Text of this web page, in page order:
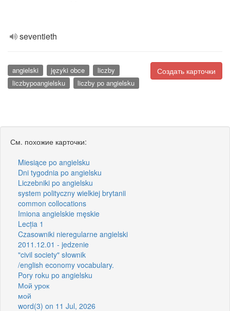
seventieth
Создать карточки
angielski języki obce
liczby
liczbypoangielsku
liczby po angielsku
См. похожие карточки:
Miesiące po angielsku
Dni tygodnia po angielsku
Liczebniki po angielsku
system polityczny wielkiej brytanii
common collocations
Imiona angielskie męskie
Lecția 1
Czasowniki nieregularne angielski
2011.12.01 - jedzenie
"civil society" słownik
/english economy vocabulary.
Pory roku po angielsku
Мой урок
мой
word(3) on 11 Jul, 2026